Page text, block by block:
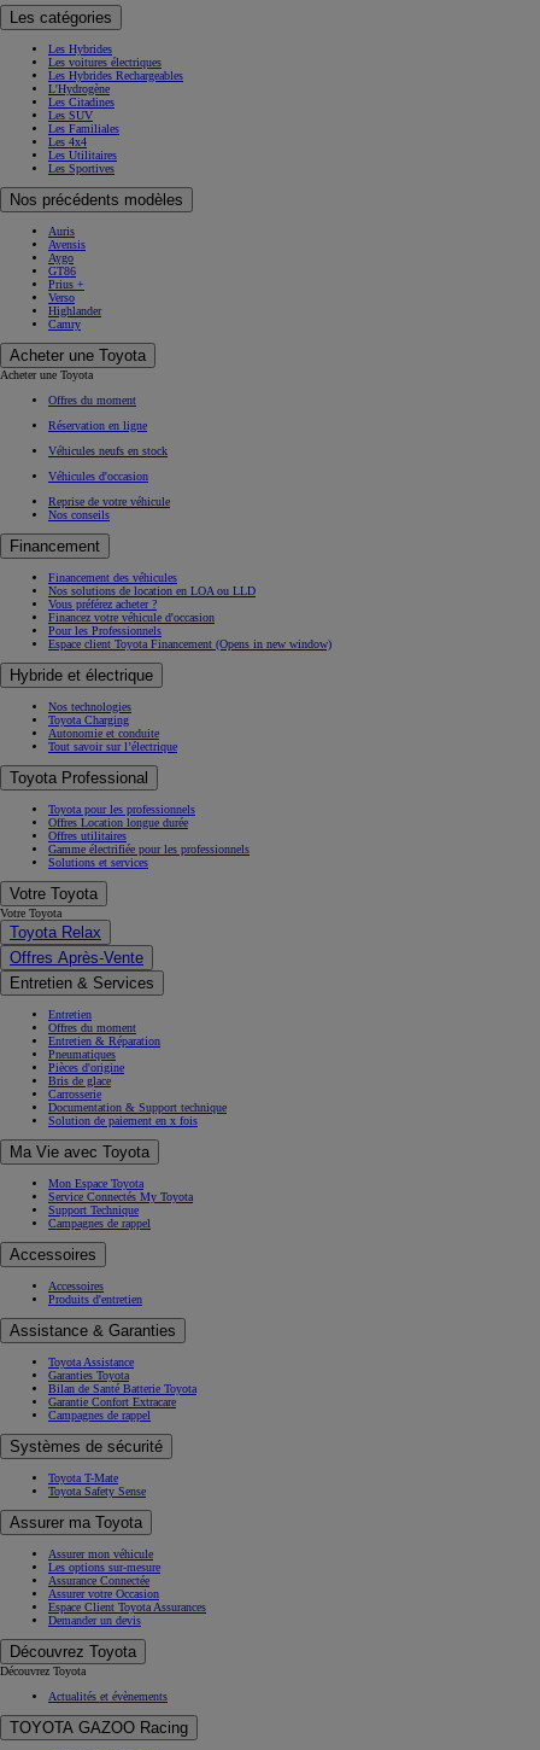
Les catégories
Les Hybrides
Les voitures électriques
Les Hybrides Rechargeables
L'Hydrogène
Les Citadines
Les SUV
Les Familiales
Les 4x4
Les Utilitaires
Les Sportives
Nos précédents modèles
Auris
Avensis
Aygo
GT86
Prius +
Verso
Highlander
Camry
Acheter une Toyota
Acheter une Toyota
Offres du moment
Réservation en ligne
Véhicules neufs en stock
Véhicules d'occasion
Reprise de votre véhicule
Nos conseils
Financement
Financement des véhicules
Nos solutions de location en LOA ou LLD
Vous préférez acheter ?
Financez votre véhicule d'occasion
Pour les Professionnels
Espace client Toyota Financement (Opens in new window)
Hybride et électrique
Nos technologies
Toyota Charging
Autonomie et conduite
Tout savoir sur l’électrique
Toyota Professional
Toyota pour les professionnels
Offres Location longue durée
Offres utilitaires
Gamme électrifiée pour les professionnels
Solutions et services
Votre Toyota
Votre Toyota
Toyota Relax
Offres Après-Vente
Entretien & Services
Entretien
Offres du moment
Entretien & Réparation
Pneumatiques
Pièces d'origine
Bris de glace
Carrosserie
Documentation & Support technique
Solution de paiement en x fois
Ma Vie avec Toyota
Mon Espace Toyota
Service Connectés My Toyota
Support Technique
Campagnes de rappel
Accessoires
Accessoires
Produits d'entretien
Assistance & Garanties
Toyota Assistance
Garanties Toyota
Bilan de Santé Batterie Toyota
Garantie Confort Extracare
Campagnes de rappel
Systèmes de sécurité
Toyota T-Mate
Toyota Safety Sense
Assurer ma Toyota
Assurer mon véhicule
Les options sur-mesure
Assurance Connectée
Assurer votre Occasion
Espace Client Toyota Assurances
Demander un devis
Découvrez Toyota
Découvrez Toyota
Actualités et évènements
TOYOTA GAZOO Racing